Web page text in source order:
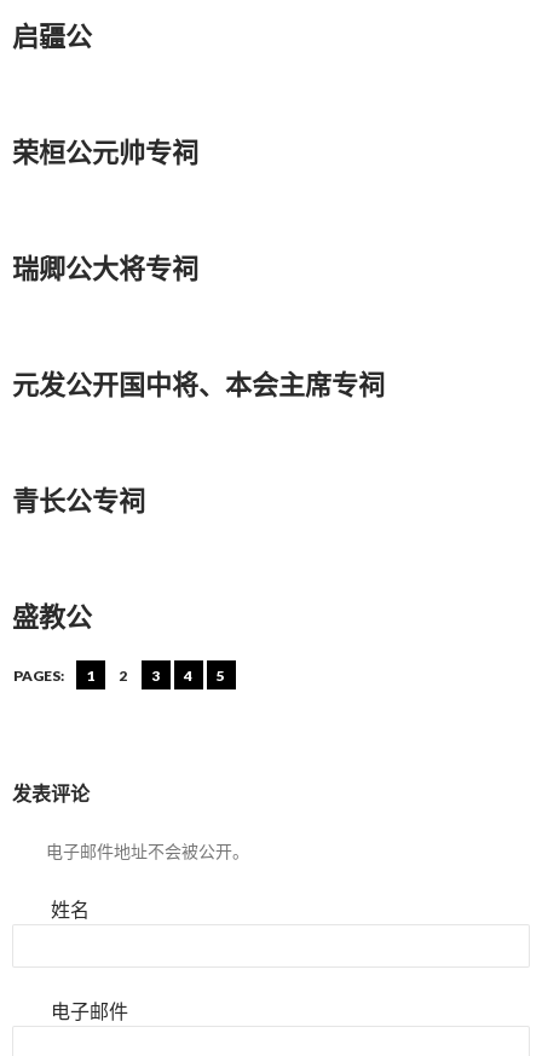
启疆公
荣桓公元帅专祠
瑞卿公大将专祠
元发公开国中将、本会主席专祠
青长公专祠
盛教公
PAGES: 1 2 3 4 5
发表评论
电子邮件地址不会被公开。
姓名
电子邮件